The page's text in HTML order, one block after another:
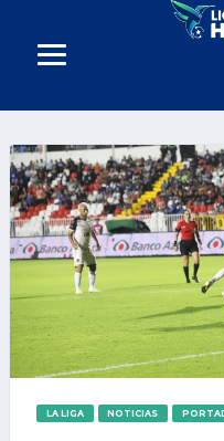
LA LIGA NOTICIAS